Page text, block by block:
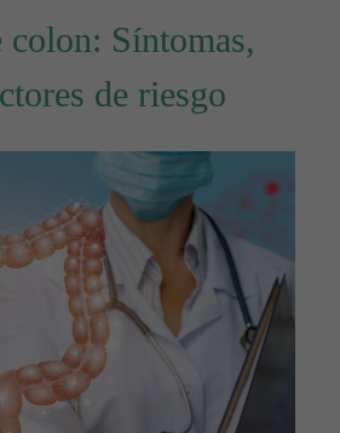
colon: Síntomas,
de riesgo